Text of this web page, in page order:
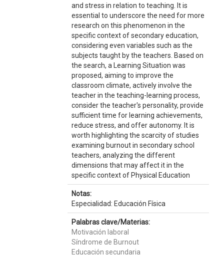
and stress in relation to teaching. It is
essential to underscore the need for more
research on this phenomenon in the
specific context of secondary education,
considering even variables such as the
subjects taught by the teachers. Based on
the search, a Learning Situation was
proposed, aiming to improve the
classroom climate, actively involve the
teacher in the teaching-learning process,
consider the teacher's personality, provide
sufficient time for learning achievements,
reduce stress, and offer autonomy. It is
worth highlighting the scarcity of studies
examining burnout in secondary school
teachers, analyzing the different
dimensions that may affect it in the
specific context of Physical Education
Notas:
Especialidad: Educación Física
Palabras clave/Materias:
Motivación laboral
Síndrome de Burnout
Educación secundaria